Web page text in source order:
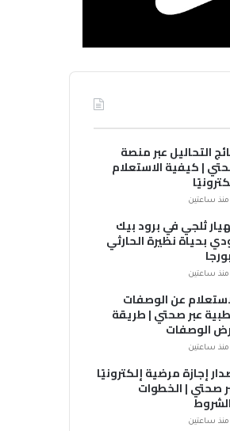
التحاليل عبر منصة
| كيفية الاستعلام
منذ ساعتين
ثلجي في برود بيك
بحياة نظيرة الحارثي
منذ ساعتين
عن الوصفات
عبر صحتي | طريقة
الوصفات
منذ ساعتين
إجازة مرضية إلكترونيًا
صحتي | الخطوات
منذ ساعتين